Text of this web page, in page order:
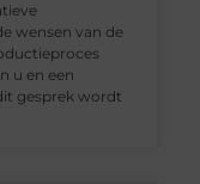
wensen van de
u en een
gesprek wordt